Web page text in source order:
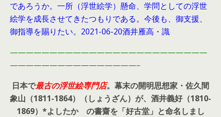
であろうか。一所（浮世絵学）懸命、学問としての浮世
絵学を成長させてきたつもりである。今後も、御支援、
御指導を賜りたい。2021-06-20酒井雁高・識
—————————————————————————
————————————————–
日本で最古の浮世絵専門店。幕末の開明思想家・ 佐久間
象山（1811-1864）（しょうざん）が、酒井義好（1810-
1869）*よしたか の書齋を「好古堂」と命名しまし